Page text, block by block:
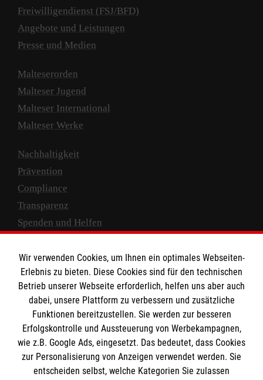
Freiwilligendienst (FSJ/BFD)
Angebote und Leistungen
Presse und Medien
Malteserorden
Malteser Jugend
Malteser International
Malteser Werke
Nachhaltigkeit
Prävention
Compliance
Transparenz
Spenden und Helfen
Empfänger: Malteser Hilfsdienst e.V.
IBAN: DE10 3706 0120 1201 2000 12
BIC: GENODED 1PA7
Wir verwenden Cookies, um Ihnen ein optimales Webseiten-
Erlebnis zu bieten. Diese Cookies sind für den technischen
Betrieb unserer Webseite erforderlich, helfen uns aber auch
dabei, unsere Plattform zu verbessern und zusätzliche
Funktionen bereitzustellen. Sie werden zur besseren
Erfolgskontrolle und Aussteuerung von Werbekampagnen,
wie z.B. Google Ads, eingesetzt. Das bedeutet, dass Cookies
zur Personalisierung von Anzeigen verwendet werden. Sie
entscheiden selbst, welche Kategorien Sie zulassen